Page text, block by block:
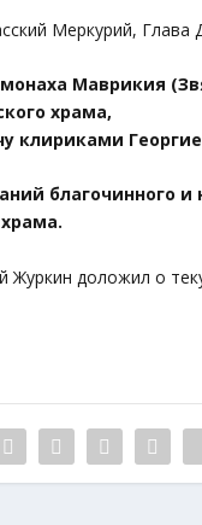
Меркурий, Глава
Маврикия
храма,
клириками
благочинного и
Журкин доложил о